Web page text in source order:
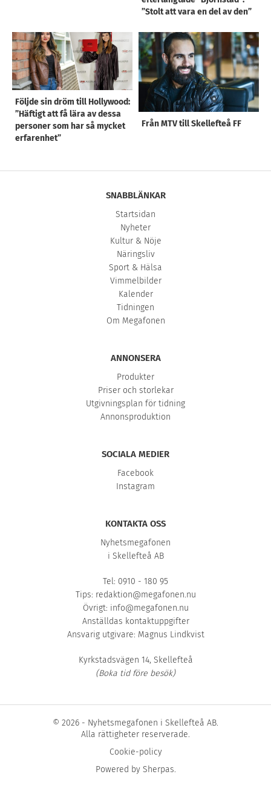
”Stolt att vara en del av den”
Följde sin dröm till Hollywood:
”Häftigt att få lära av dessa
personer som har så mycket
erfarenhet”
Från MTV till Skellefteå FF
SNABBLÄNKAR
Startsidan
Nyheter
Kultur & Nöje
Näringsliv
Sport & Hälsa
Vimmelbilder
Kalender
Tidningen
Om Megafonen
ANNONSERA
Produkter
Priser och storlekar
Utgivningsplan för tidning
Annonsproduktion
SOCIALA MEDIER
Facebook
Instagram
KONTAKTA OSS
Nyhetsmegafonen
i Skellefteå AB
Tel: 0910 - 180 95
Tips: redaktion@megafonen.nu
Övrigt: info@megafonen.nu
Anställdas kontaktuppgifter
Ansvarig utgivare: Magnus Lindkvist
Kyrkstadsvägen 14, Skellefteå
(Boka tid före besök)
© 2026 - Nyhetsmegafonen i Skellefteå AB.
Alla rättigheter reserverade.
Cookie-policy
Powered by Sherpas.